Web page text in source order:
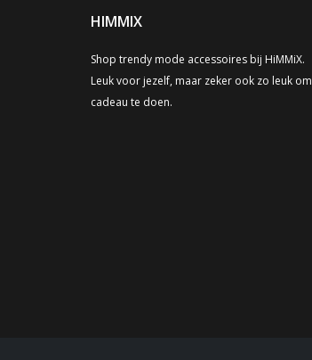
HIMMIX
Shop trendy mode accessoires bij HiMMiX.
Leuk voor jezelf, maar zeker ook zo leuk om
cadeau te doen.